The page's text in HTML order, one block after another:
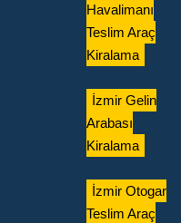
Havalimanı
Teslim Araç
Kiralama
İzmir Gelin
Arabası
Kiralama
İzmir Otogar
Teslim Araç